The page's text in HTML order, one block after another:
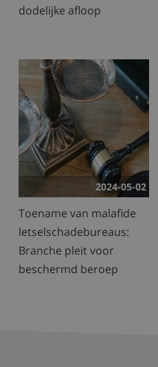
dodelijke afloop
2024-05-02
Toename van malafide
letselschadebureaus:
Branche pleit voor
beschermd beroep